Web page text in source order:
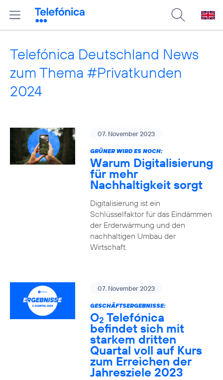
Telefónica Deutschland News
zum Thema #Privatkunden
2024
07. November 2023
GRÜNER WIRD ES NOCH:
Warum Digitalisierung
für mehr
Nachhaltigkeit sorgt
Digitalisierung ist ein
Schlüsselfaktor für das Eindämmen
der Erderwärmung und den
nachhaltigen Umbau der
Wirtschaft.
07. November 2023
GESCHÄFTSERGEBNISSE:
O2 Telefónica
befindet sich mit
starkem dritten
Quartal voll auf Kurs
zum Erreichen der
Jahresziele 2023